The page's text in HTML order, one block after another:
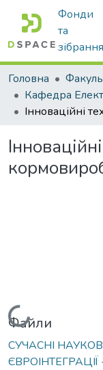
Фонди
та
зібрання
Головна
Вантажиться...
Файли
СУЧАСНІ